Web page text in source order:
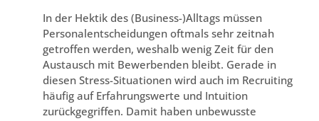
In der Hektik des (Business-)Alltags müssen
Personalentscheidungen oftmals sehr zeitnah
getroffen werden, weshalb wenig Zeit für den
Austausch mit Bewerbenden bleibt. Gerade in
diesen Stress-Situationen wird auch im Recruiting
häufig auf Erfahrungswerte und Intuition
zurückgegriffen. Damit haben unbewusste